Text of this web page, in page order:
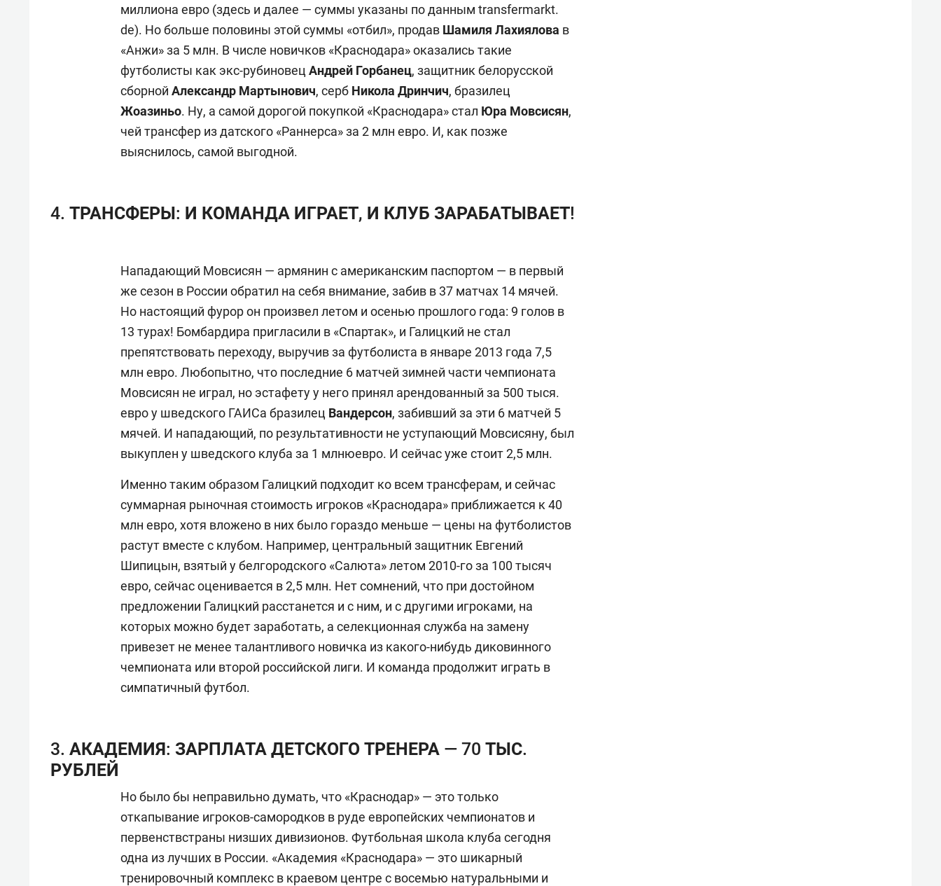
миллиона евро (здесь и далее — суммы указаны по данным transfermarkt.
de). Но больше половины этой суммы «отбил», продав Шамиля Лахиялова в
«Анжи» за 5 млн. В числе новичков «Краснодара» оказались такие
футболисты как экс-рубиновец Андрей Горбанец, защитник белорусской
сборной Александр Мартынович, серб Никола Дринчич, бразилец
Жоазиньо. Ну, а самой дорогой покупкой «Краснодара» стал Юра Мовсисян,
чей трансфер из датского «Раннерса» за 2 млн евро. И, как позже
выяснилось, самой выгодной.
4. ТРАНСФЕРЫ: И КОМАНДА ИГРАЕТ, И КЛУБ ЗАРАБАТЫВАЕТ!
Нападающий Мовсисян — армянин с американским паспортом — в первый
же сезон в России обратил на себя внимание, забив в 37 матчах 14 мячей.
Но настоящий фурор он произвел летом и осенью прошлого года: 9 голов в
13 турах! Бомбардира пригласили в «Спартак», и Галицкий не стал
препятствовать переходу, выручив за футболиста в январе 2013 года 7,5
млн евро. Любопытно, что последние 6 матчей зимней части чемпионата
Мовсисян не играл, но эстафету у него принял арендованный за 500 тыся.
евро у шведского ГАИСа бразилец Вандерсон, забивший за эти 6 матчей 5
мячей. И нападающий, по результативности не уступающий Мовсисяну, был
выкуплен у шведского клуба за 1 млнюевро. И сейчас уже стоит 2,5 млн.
Именно таким образом Галицкий подходит ко всем трансферам, и сейчас
суммарная рыночная стоимость игроков «Краснодара» приближается к 40
млн евро, хотя вложено в них было гораздо меньше — цены на футболистов
растут вместе с клубом. Например, центральный защитник Евгений
Шипицын, взятый у белгородского «Салюта» летом 2010-го за 100 тысяч
евро, сейчас оценивается в 2,5 млн. Нет сомнений, что при достойном
предложении Галицкий расстанется и с ним, и с другими игроками, на
которых можно будет заработать, а селекционная служба на замену
привезет не менее талантливого новичка из какого-нибудь диковинного
чемпионата или второй российской лиги. И команда продолжит играть в
симпатичный футбол.
3. АКАДЕМИЯ: ЗАРПЛАТА ДЕТСКОГО ТРЕНЕРА — 70 ТЫС.
РУБЛЕЙ
Но было бы неправильно думать, что «Краснодар» — это только
откапывание игроков-самородков в руде европейских чемпионатов и
первенствстраны низших дивизионов. Футбольная школа клуба сегодня
одна из лучших в России. «Академия «Краснодара» — это шикарный
тренировочный комплекс в краевом центре с восемью натуральными и